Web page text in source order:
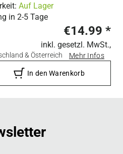
Auf Lager
in 2-5 Tage
€14.99 *
inkl. gesetzl. MwSt.,
& Österreich Mehr Infos
In den Warenkorb